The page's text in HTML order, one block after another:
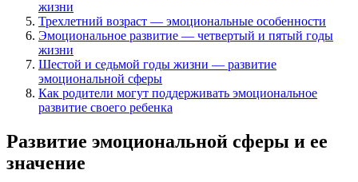
жизни
Трехлетний возраст — эмоциональные особенности
Эмоциональное развитие — четвертый и пятый годы
жизни
Шестой и седьмой годы жизни — развитие
эмоциональной сферы
Как родители могут поддерживать эмоциональное
развитие своего ребенка
Развитие эмоциональной сферы и ее
значение